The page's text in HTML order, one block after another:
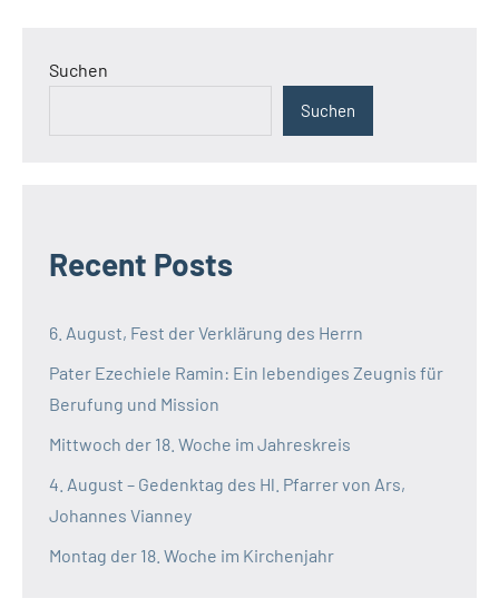
Suchen
Suchen
Recent Posts
6. August, Fest der Verklärung des Herrn
Pater Ezechiele Ramin: Ein lebendiges Zeugnis für
Berufung und Mission
Mittwoch der 18. Woche im Jahreskreis
4. August – Gedenktag des Hl. Pfarrer von Ars,
Johannes Vianney
Montag der 18. Woche im Kirchenjahr